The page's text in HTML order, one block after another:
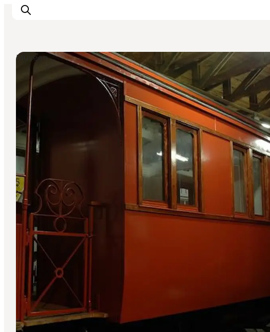
Bornholm entdecken
Küste & Natur
Inselleben
Essen & Genuss
Reise planen
Plane deinen Aufenthalt
Museen